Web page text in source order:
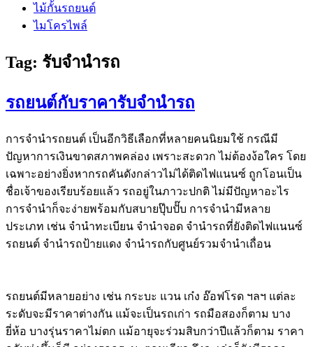
ไม้กั้นรถยนต์
ไมโครไพล์
Tag: รับจำนำรถ
รถยนต์กับราคารับจำนำรถ
การจำนำรถยนต์ เป็นอีกวิธีเลือกที่หลายคนนิยมใช้ กรณีมี
ปัญหาการเงินขาดสภาพคล่อง เพราะสะดวก ไม่ต้องง้อใคร โดย
เฉพาะอย่างยิ่งหากรถคันดังกล่าวไม่ได้ติดไฟแนนซ์ ถูกโอนเป็น
ชื่อเจ้าของเรียบร้อยแล้ว รถอยู่ในภาวะปกติ ไม่มีปัญหาอะไร
การจำนำก็จะง่ายพร้อมกับสบายปุ๊บปั๊บ การจำนำมีหลาย
ประเภท เช่น จำนำทะเบียน จำนำจอด จำนำรถที่ยังติดไฟแนนซ์
รถยนต์ จำนำรถป้ายแดง จำนำรถกับศูนย์รวมจำนำเถื่อน
รถยนต์มีหลายอย่าง เช่น กระบะ แวน เก๋ง อ๊อฟโรด ฯลฯ แต่ละ
ระดับจะมีราคาต่างกัน แม้จะเป็นรถเก่า รถมือสองก็ตาม บาง
ยี่ห้อ บางรุ่นราคาไม่ตก แม้อายุจะร่วมสิบกว่าปีแล้วก็ตาม ราคา